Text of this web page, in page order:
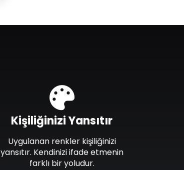
Kişiliğinizi Yansıtır
Uygulanan renkler kişiliğinizi
yansıtır. Kendinizi ifade etmenin
farklı bir yoludur.